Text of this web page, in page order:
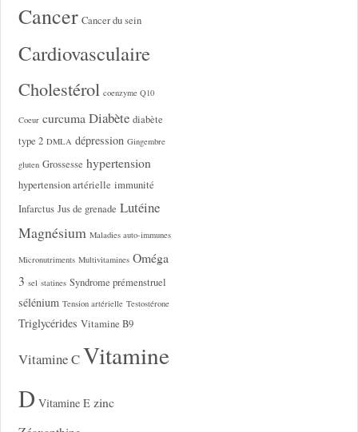
Cancer Cancer du sein
Cardiovasculaire
Cholestérol coenzyme Q10
Coeur curcuma Diabète diabète
type 2 DMLA dépression Gingembre
gluten Grossesse hypertension
hypertension artérielle immunité
Infarctus Jus de grenade Lutéine
Magnésium Maladies auto-immunes
Micronutriments Multivitamines Oméga
3 sel statines Syndrome prémenstruel
sélénium Tension artérielle Testostérone
Triglycérides Vitamine B9
Vitamine CVitamine
D Vitamine E zinc